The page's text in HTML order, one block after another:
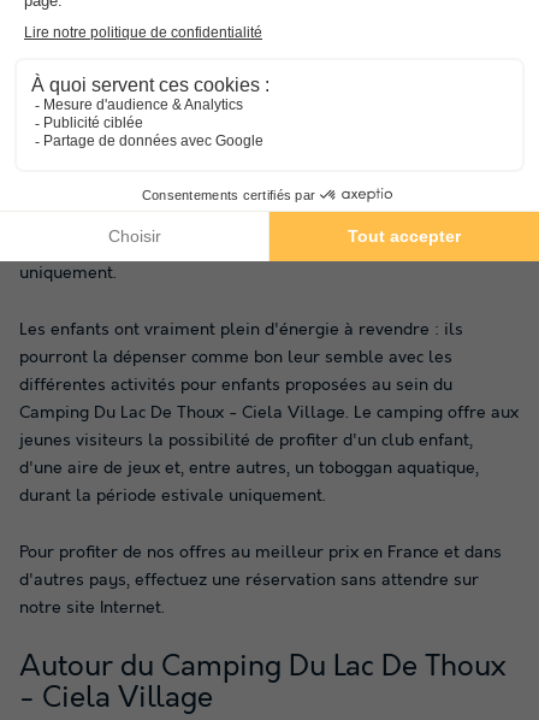
Lac De Thoux - Ciela Village sait à quel point il est difficile de
Ainsi,nos amis les animaux sont acceptés
De jour comme de nuit, le Camping Du Lac De Thoux - Ciela
la plus grande satisfaction de tous, l'infrastructure comprend
un bain à remous, un terrain de tennis et, entre autres, un
billard, auxquels l'accès est possible durant la période estivale
uniquement.
Les enfants ont vraiment plein d'énergie à revendre : ils
pourront la dépenser comme bon leur semble avec les
différentes activités pour enfants proposées au sein du
Camping Du Lac De Thoux - Ciela Village. Le camping offre aux
jeunes visiteurs la possibilité de profiter d'un club enfant,
d'une aire de jeux et, entre autres, un toboggan aquatique,
durant la période estivale uniquement.
Pour profiter de nos offres au meilleur prix en France et dans
d'autres pays, effectuez une réservation sans attendre sur
notre site Internet.
Autour du Camping Du Lac De Thoux
- Ciela Village